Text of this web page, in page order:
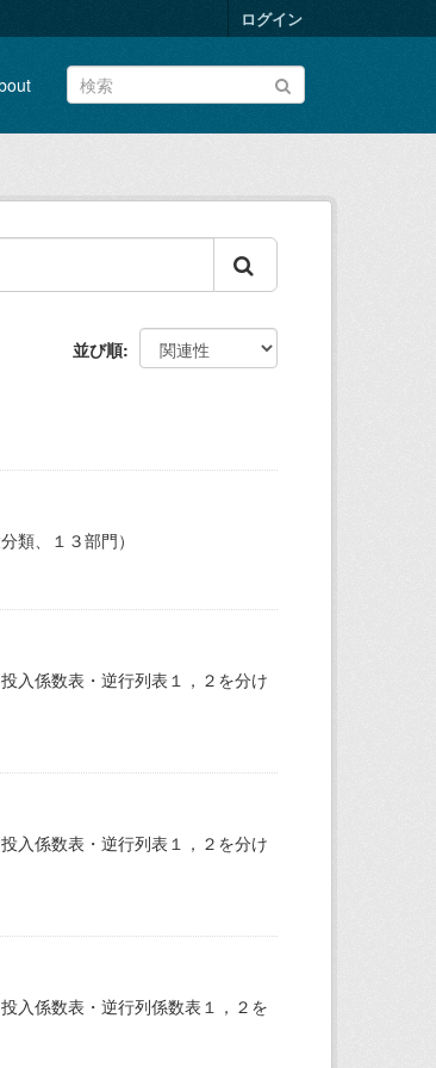
ログイン
並び順
類、１３部門）
入係数表・逆行列表１，２を分け
入係数表・逆行列表１，２を分け
入係数表・逆行列係数表１，２を